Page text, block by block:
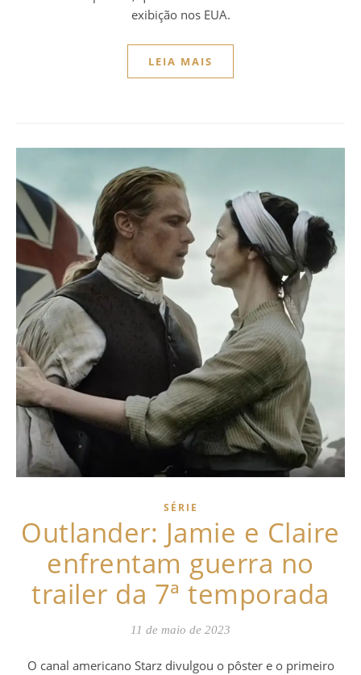
exibição nos EUA.
LEIA MAIS
SÉRIE
Outlander: Jamie e Claire
enfrentam guerra no
trailer da 7ª temporada
11 de maio de 2023
O canal americano Starz divulgou o pôster e o primeiro